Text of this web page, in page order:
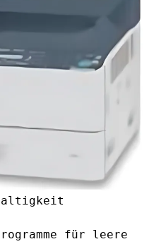
für leere